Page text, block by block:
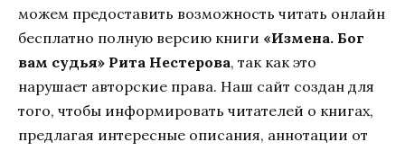
можем предоставить возможность читать онлайн
бесплатно полную версию книги «Измена. Бог
вам судья» Рита Нестерова, так как это
нарушает авторские права. Наш сайт создан для
того, чтобы информировать читателей о книгах,
предлагая интересные описания, аннотации от